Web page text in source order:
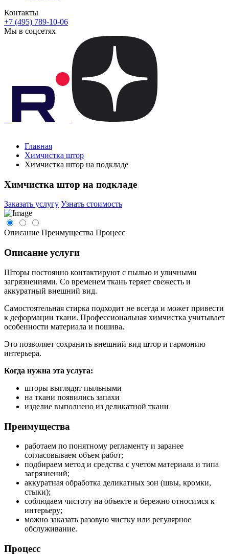
Контакты
+7 (495) 789-10-06
Мы в соцсетях
Главная
Химчистка штор
Химчистка штор на подкладе
Химчистка штор на подкладе
Заказать услугу Узнать стоимость
Описание Преимущества Процесс
Описание услуги
Шторы постоянно контактируют с пылью и уличными
загрязнениями. Со временем ткань теряет свежесть и
аккуратный внешний вид.
Самостоятельная стирка подходит не всегда и может привести
к деформации ткани. Профессиональная химчистка учитывает
особенности материала и пошива.
Это позволяет сохранить внешний вид штор и гармонию
интерьера.
Когда нужна эта услуга:
шторы выглядят пыльными
на ткани появились запахи
изделие выполнено из деликатной ткани
Преимущества
работаем по понятному регламенту и заранее
согласовываем объем работ;
подбираем метод и средства с учетом материала и типа
загрязнений;
аккуратная обработка деликатных зон (швы, кромки,
стыки);
соблюдаем чистоту на объекте и бережно относимся к
интерьеру;
можно заказать разовую чистку или регулярное
обслуживание.
Процесс